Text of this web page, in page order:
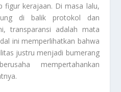
figur kerajaan. Di masa lalu,
di balik protokol dan
transparansi adalah mata
ini memperlihatkan bahwa
justru menjadi bumerang
mempertahankan